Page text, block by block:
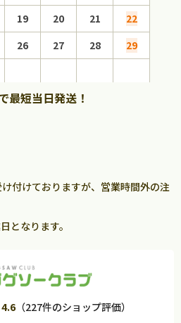
19 20 21
22
26 27 28
29
最短当日発送！
付けておりますが、営業時間外の注
となります。
4.6 （227件のショップ評価）